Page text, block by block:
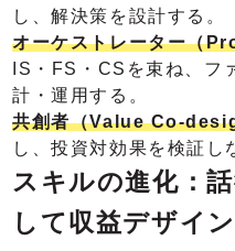
し、解決策を設計する。
オーケストレーター（
IS・FS・CSを束ね、フ
計・運用する。
共創者（Value Co-
し、投資対効果を検証し
スキルの進化：
して収益デザイ